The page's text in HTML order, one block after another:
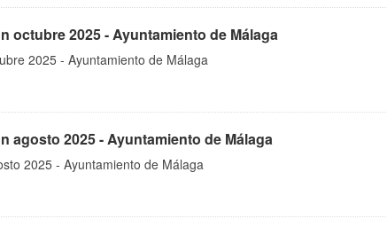
octubre 2025 - Ayuntamiento de Málaga
2025 - Ayuntamiento de Málaga
agosto 2025 - Ayuntamiento de Málaga
2025 - Ayuntamiento de Málaga